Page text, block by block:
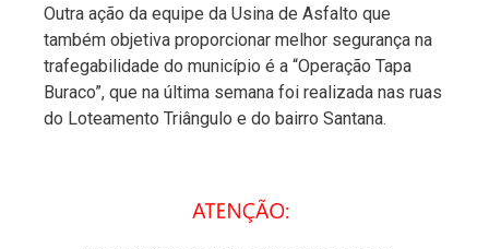
Outra ação da equipe da Usina de Asfalto que
também objetiva proporcionar melhor segurança na
trafegabilidade do município é a “Operação Tapa
Buraco”, que na última semana foi realizada nas ruas
do Loteamento Triângulo e do bairro Santana.